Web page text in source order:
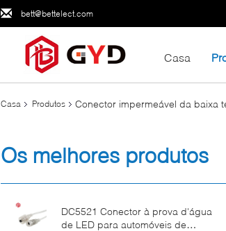
bett@bettelect.com
Casa
Casa Produtos Conector impermeável da baixa
Os melhores produtos
DC5521 Conector à prova d'água
de LED para automóveis de